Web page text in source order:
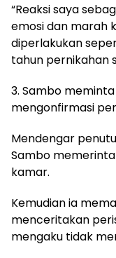
“Reaksi saya
emosi dan marah
diperlakukan
tahun pernikahan
3. Sambo
mengonfirmasi
Mendengar
Sambo
kamar.
Kemudian ia
menceritakan
mengaku tidak